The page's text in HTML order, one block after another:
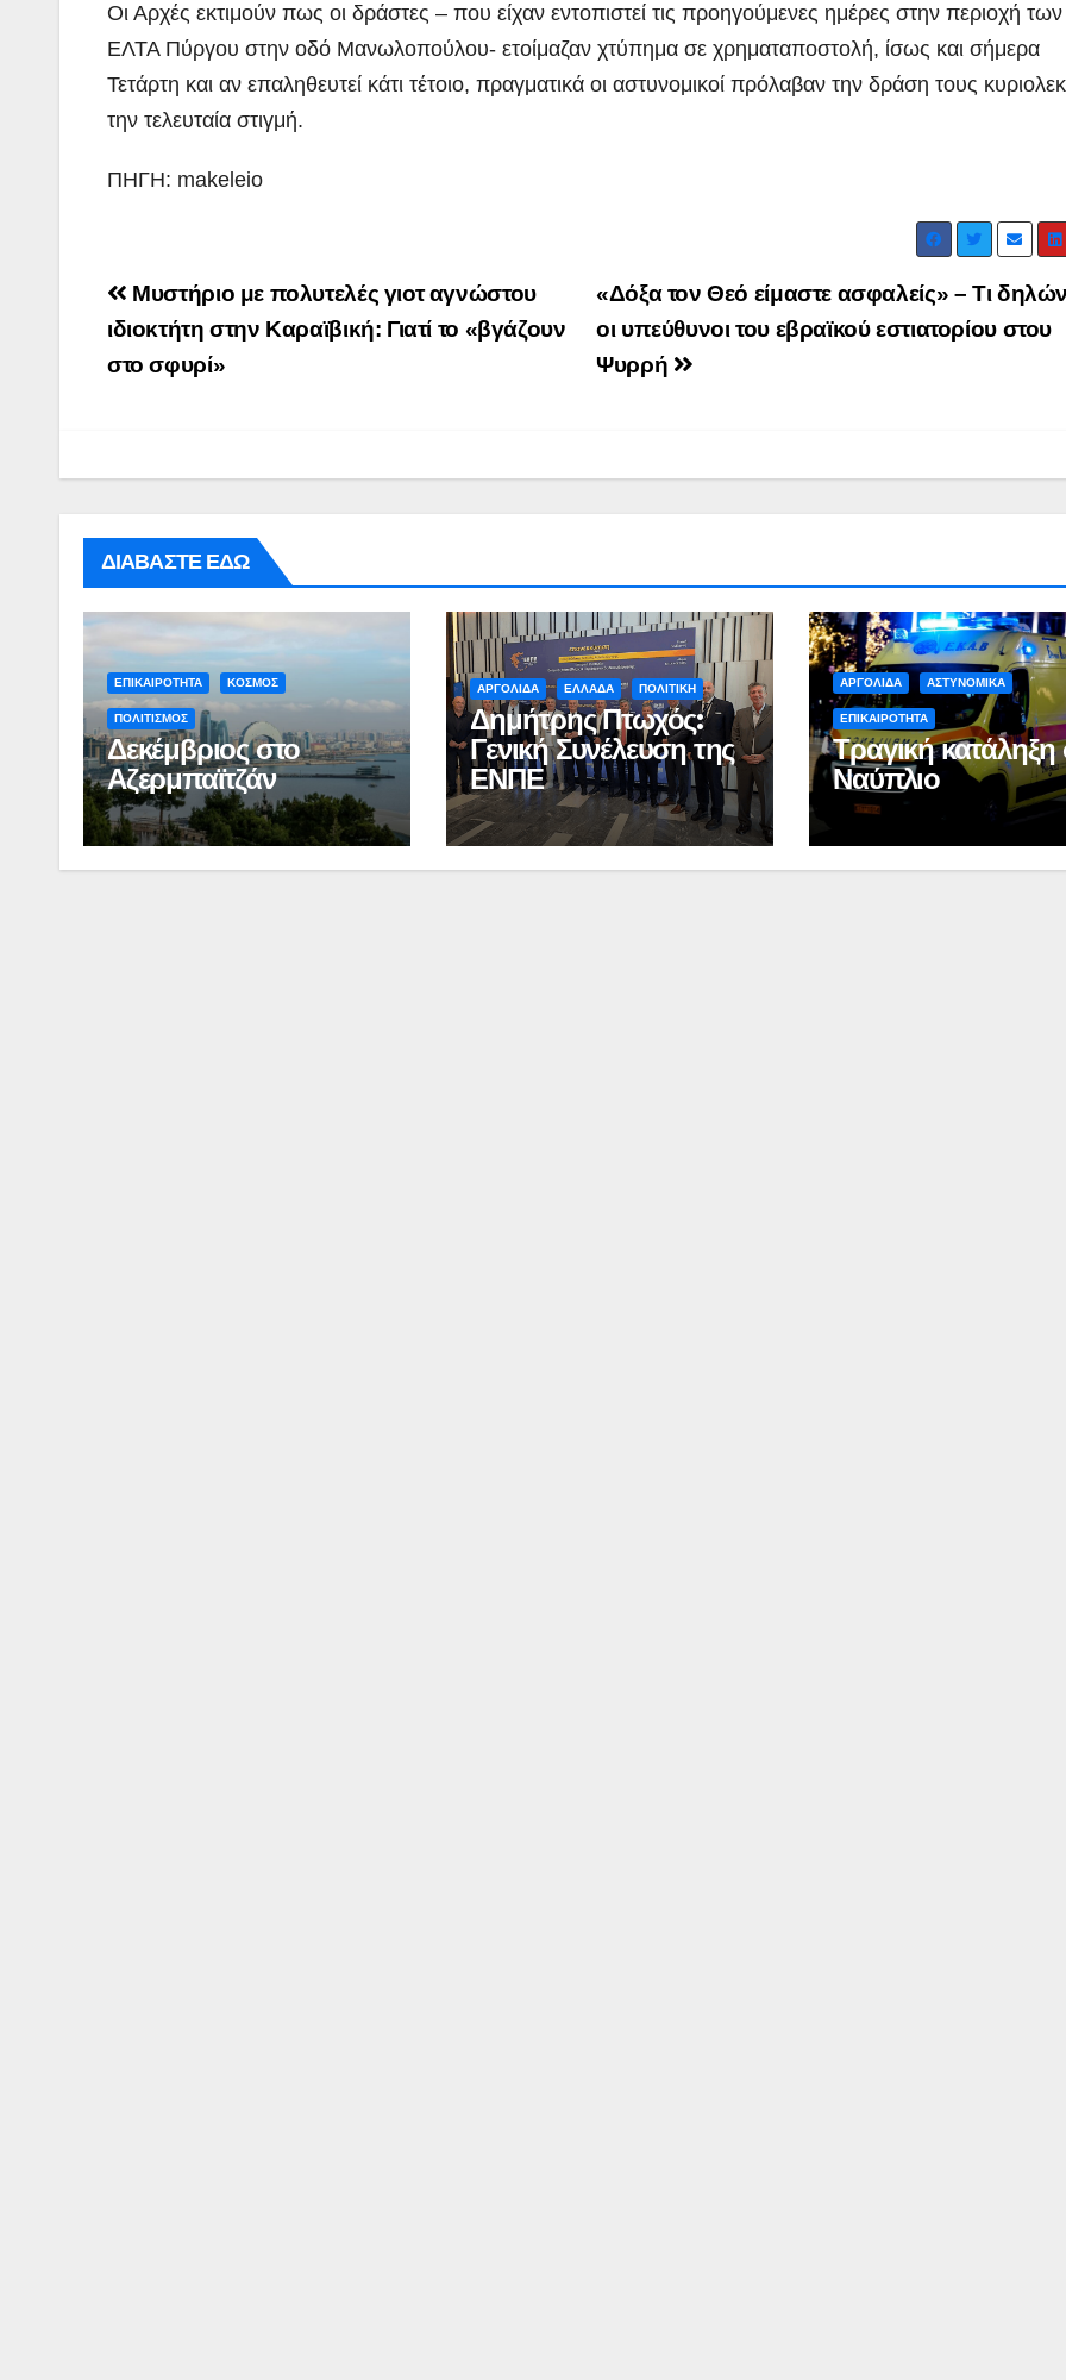
Οι Αρχές εκτιμούν πως οι δράστες – που είχαν εντοπιστεί τις προηγούμενες ημέρες στην περιοχή των
ΕΛΤΑ Πύργου στην οδό Μανωλοπούλου- ετοίμαζαν χτύπημα σε χρηματαποστολή, ίσως και σήμερα
Τετάρτη και αν επαληθευτεί κάτι τέτοιο, πραγματικά οι αστυνομικοί πρόλαβαν την δράση τους
την τελευταία στιγμή.
ΠΗΓΗ: makeleio
Post
navigation
«Δόξα τον Θεό είμαστε ασφαλείς» – Τι
οι υπεύθυνοι του εβραϊκού εστιατορίου στου
Ψυρρή
Μυστήριο με πολυτελές γιοτ αγνώστου
ιδιοκτήτη στην Καραϊβική: Γιατί το «βγάζουν
στο σφυρί»
ΔΙΑΒΑΣΤΕ ΕΔΩ
ΕΠΙΚΑΙΡΟΤΗΤΑ ΚΟΣΜΟΣ
ΠΟΛΙΤΙΣΜΟΣ
Δεκέμβριος στο
Αζερμπαϊτζάν
ΑΡΓΟΛΙΔΑ ΕΛΛΑΔΑ ΠΟΛΙΤΙΚΗ
Δημήτρης Πτωχός:
Γενική Συνέλευση της
ΕΝΠΕ
ΑΡΓΟΛΙΔΑ ΑΣΤΥΝΟΜΙΚΑ
ΕΠΙΚΑΙΡΟΤΗΤΑ
Τραγική κατάληξη
Ναύπλιο
ΝΑΥΠΛΙΟ:
Ενημερωτική
Σμυρνιώτη στο
Ναυπλιο για το
Ολιστικό Σχέδιο
ΒΙΝΤΕΟ
18
τον